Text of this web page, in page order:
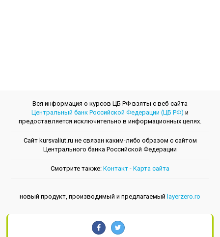
Вся информация о курсов ЦБ РФ взяты с веб-сайта
Центральный банк Российской Федерации (ЦБ РФ) и
предоставляется исключительно в информационных целях.
Сайт kursvaliut.ru не связан каким-либо образом с сайтом
Центрального банкa Российской Федерации
Смотрите также: Контакт - Kарта сайта
новый продукт, производимый и предлагаемый layerzero.ro